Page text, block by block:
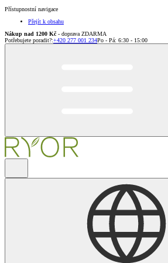
Přístupnostní navigace
Přejít k obsahu
Nákup nad 1200 Kč - doprava ZDARMA
Potřebujete poradit?:+420 277 001 234Po - Pá: 6:30 - 15:00